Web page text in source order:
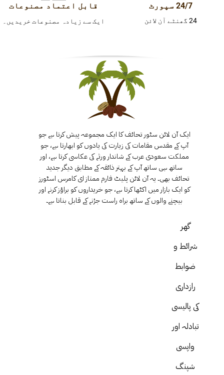
24/7 سپورٹ
24 گھنٹے آن لائن
قابل اعتماد مصنوعات
ایک سے زیادہ مصنوعات خریدیں۔
ایک آن لائن سٹور تحائف کا ایک مجموعہ پیش کرتا ہے جو
آپ کے مقدس مقامات کی زیارت کی یادوں کو ابھارتا ہے، جو
مملکت سعودی عرب کے شاندار ورثے کی عکاسی کرتا ہے، اور
ساتھ ہی ساتھ آپ کے بہتر ذائقہ کے مطابق دیگر جدید
تحائف بھی۔ یہ آن لائن پلیٹ فارم ممتاز ای کامرس اسٹورز
کو ایک بازار میں اکٹھا کرتا ہے، جو خریداروں کو براؤز کرنے اور
بیچنے والوں کے ساتھ براہ راست جڑنے کے قابل بناتا ہے۔
گھر
شرائط و
ضوابط
رازداری
کی پالیسی
تبادلہ اور
واپسی
شپنگ